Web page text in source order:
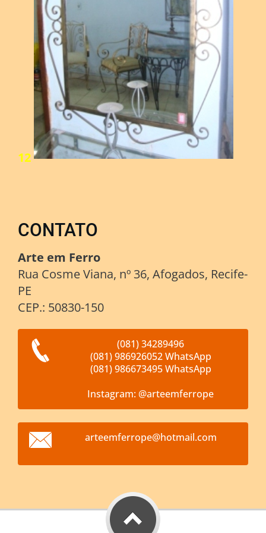
12
CONTATO
Arte em Ferro
Rua Cosme Viana, nº 36, Afogados, Recife-
PE
CEP.: 50830-150
(081) 34289496
(081) 986926052 WhatsApp
(081) 986673495 WhatsApp
Instagram: @arteemferrope
arteemferrope@hotmail.com